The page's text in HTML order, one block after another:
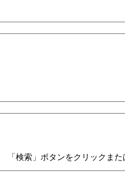
「検索」ボタンをクリックま